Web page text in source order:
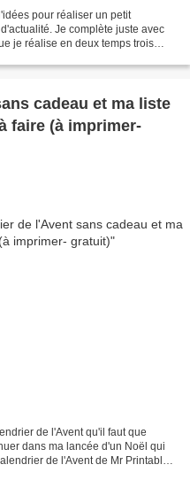
pour réaliser un petit
Je complète juste avec
je réalise en deux temps trois
cadeau et ma liste
faire (à imprimer-
de l'Avent qu'il faut que
dans ma lancée d'un Noël qui
de l'Avent de Mr Printable